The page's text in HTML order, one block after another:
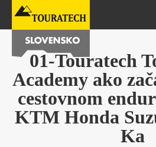
01-Touratech
Academy ako
cestovnom
KTM Honda
Ka